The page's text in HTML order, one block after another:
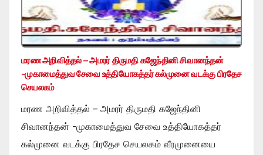
மரண அறிவித்தல் – அமரர் திருமதி கஜேந்தினி சிவானந்தன்
-முகாமைத்துவ சேவை உத்தியோகத்தர் கல்முனை வடக்கு பிரதேச
செயலகம்
மரண அறிவித்தல் – அமரர் திருமதி கஜேந்தினி
சிவானந்தன் -முகாமைத்துவ சேவை உத்தியோகத்தர்
கல்முனை வடக்கு பிரதேச செயலகம் வீரமுனையை